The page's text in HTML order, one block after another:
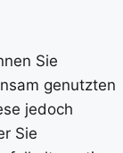
Sie
genutzten
jedoch
Sie